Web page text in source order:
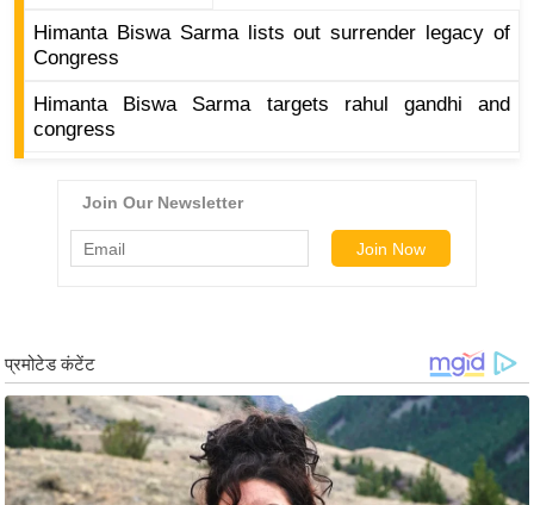
ली
वु
ड
फि
e
a
k
i
n
Himanta Biswa Sarma lists out surrender legacy of
Congress
Himanta Biswa Sarma targets rahul gandhi and
congress